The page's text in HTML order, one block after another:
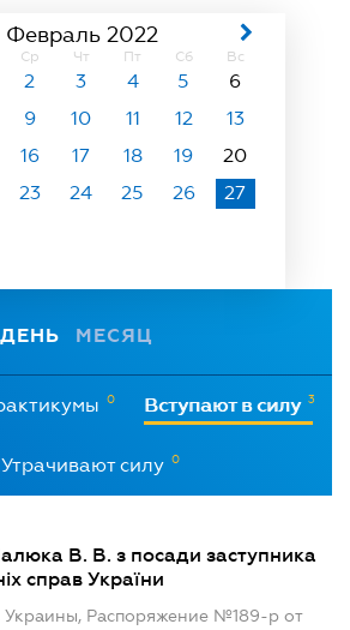
Февраль 2022
Ср Чт Пт Сб Вс
2 3 4 5
6
9 10 11 12
13
16 17 18 19
20
23 24 25 26
27
ДЕНЬ МЕСЯЦ
0 Вступают в силу 3
Утрачивают силу 0
В. В. з посади заступника
справ України
Украины, Распоряжение №189-р от